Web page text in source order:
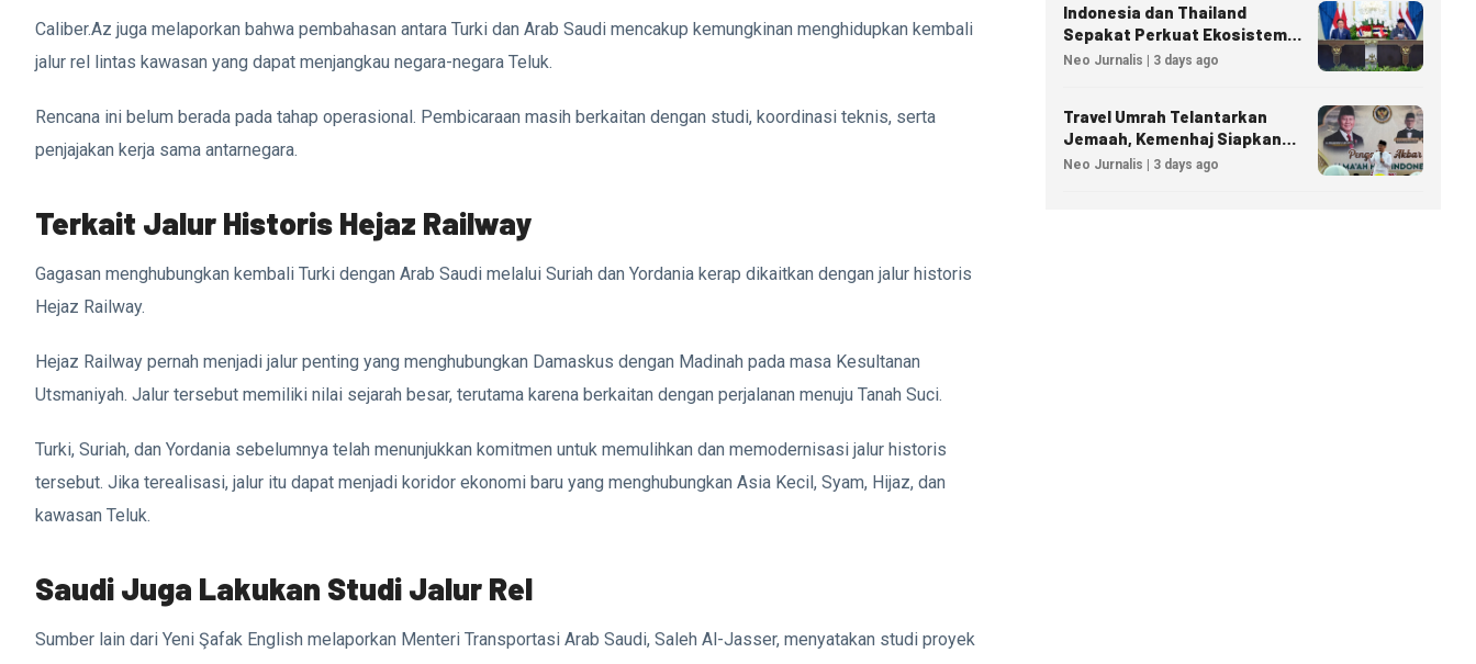
Caliber.Az juga melaporkan bahwa pembahasan antara Turki dan Arab Saudi mencakup kemungkinan menghidupkan kembali
jalur rel lintas kawasan yang dapat menjangkau negara-negara Teluk.
Rencana ini belum berada pada tahap operasional. Pembicaraan masih berkaitan dengan studi, koordinasi teknis, serta
penjajakan kerja sama antarnegara.
Terkait Jalur Historis Hejaz Railway
Gagasan menghubungkan kembali Turki dengan Arab Saudi melalui Suriah dan Yordania kerap dikaitkan dengan jalur historis
Hejaz Railway.
Hejaz Railway pernah menjadi jalur penting yang menghubungkan Damaskus dengan Madinah pada masa Kesultanan
Utsmaniyah. Jalur tersebut memiliki nilai sejarah besar, terutama karena berkaitan dengan perjalanan menuju Tanah Suci.
Turki, Suriah, dan Yordania sebelumnya telah menunjukkan komitmen untuk memulihkan dan memodernisasi jalur historis
tersebut. Jika terealisasi, jalur itu dapat menjadi koridor ekonomi baru yang menghubungkan Asia Kecil, Syam, Hijaz, dan
kawasan Teluk.
Saudi Juga Lakukan Studi Jalur Rel
Sumber lain dari Yeni Şafak English melaporkan Menteri Transportasi Arab Saudi, Saleh Al-Jasser, menyatakan studi proyek
Indonesia dan Thailand
Sepakat Perkuat Ekosistem
Industri Halal
Neo Jurnalis | 3 days ago
Travel Umrah Telantarkan
Jemaah, Kemenhaj Siapkan
Sanksi Penutupan Izin hingga
Neo Jurnalis | 3 days ago